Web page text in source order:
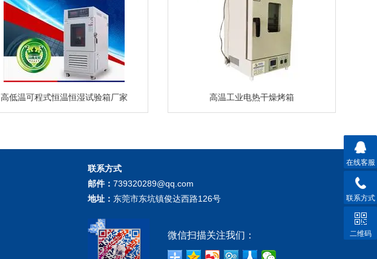
高低温可程式恒温恒湿试验箱厂家 高温工业电热干燥烤箱
联系方式
邮件： 739320289@qq.com
地址： 东莞市东坑镇俊达西路126号
微信扫描关注我们：
在线客服
联系方式
二维码